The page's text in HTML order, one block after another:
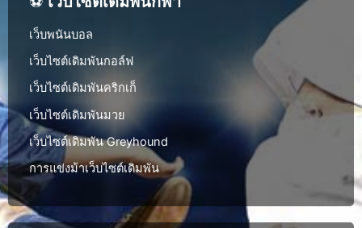
เว็บพนันบอล
เว็บไซต์เดิมพันกอล์ฟ
เว็บไซต์เดิมพันคริกเก็
เว็บไซต์เดิมพันมวย
เว็บไซต์เดิมพัน Greyhound
การแข่งม้าเว็บไซต์เดิมพัน